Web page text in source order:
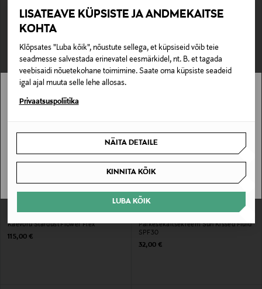
LISATEAVE KÜPSISTE JA ANDMEKAITSE
KOHTA
Klõpsates "Luba kõik", nõustute sellega, et küpsiseid võib teie
seadmesse salvestada erinevatel eesmärkidel, nt. B. et tagada
veebisaidi nõuetekohane toimimine. Saate oma küpsiste seadeid
igal ajal muuta selle lehe allosas.
Privaatsuspoliitika
NÄITA DETAILE
KINNITA KÕIK
LUBA KÕIK
MULBERRY
Rahakott Darley Clutch
Original Price
745,00 €
SOODUSTUS 40%
CPH MUSE
Discounted Price
131,40 €
MARCHESA
Käevõru Stardust Flower Flex
Original Price
115,00 €
NUXE
Päikesekaitsekreem Sun Kissed Fluid
SPF30
Original Price
32,00 €
Stockmann pole Sinu riigis saadaval.
SAAN ARU